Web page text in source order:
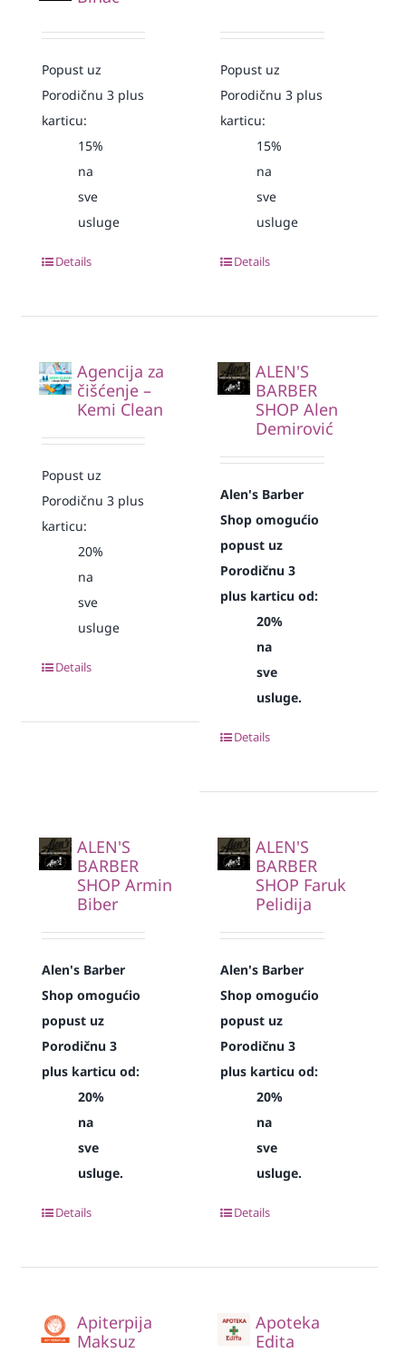
Popust uz
Porodičnu 3 plus
karticu:
15%
na
sve
usluge
Details
Popust uz
Porodičnu 3 plus
karticu:
15%
na
sve
usluge
Details
Agencija za
čišćenje –
Kemi Clean
Popust uz
Porodičnu 3 plus
karticu:
20%
na
sve
usluge
Details
ALEN'S
BARBER
SHOP Alen
Demirović
Alen's Barber
Shop omogućio
popust uz
Porodičnu 3
plus karticu od:
20%
na
sve
usluge.
Details
ALEN'S
BARBER
SHOP Armin
Biber
Alen's Barber
Shop omogućio
popust uz
Porodičnu 3
plus karticu od:
20%
na
sve
usluge.
Details
ALEN'S
BARBER
SHOP Faruk
Pelidija
Alen's Barber
Shop omogućio
popust uz
Porodičnu 3
plus karticu od:
20%
na
sve
usluge.
Details
Apiterpija
Maksuz
Apoteka
Edita